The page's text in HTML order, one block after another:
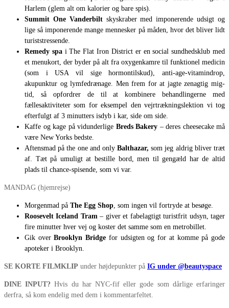
Harlem (glem alt om kalorier og bare spis).
Summit One Vanderbiltskyskraber med imponerende udsigt og
lige så imponerende mange mennesker på måden, hvor det bliver lidt
turiststressende.
Remedy spai The Flat Iron District er en social sundhedsklub med
et menukort, der byder på alt fra oxygenkamre til funktionel medicin
(som i USA vil sige hormontilskud), anti-age-vitamindrop,
akupunktur og lymfedrænage. Men frem for at jagte zenagtig mig-
tid, så opfordrer de til at kombinere behandlingerne med
fællesaktiviteter som for eksempel den vejrtrækningslektion vi tog
efterfulgt af 3 minutters isdyb i kar, side om side.
Kaffe og kage på vidunderlige Breds Bakery – deres cheesecake må
være New Yorks bedste.
Aftensmad på the one and onlyBalthazar, som jeg aldrig bliver træt
af. Tæt på umuligt at bestille bord, men til gengæld har de altid
plads til chance-spisende, som vi var.
MANDAG (hjemrejse)
Morgenmad på The Egg Shop , som ingen vil fortryde at besøge.
Roosevelt Iceland Tram – giver et fabelagtigt turistfrit udsyn, tager
fire minutter hver vej og koster det samme som en metrobillet.
Gik overBrooklyn Bridge for udsigten og for at komme på gode
apoteker i Brooklyn.
SE KORTE FILMKLIP under højdepunkter på IG under @beautyspace
DINE INPUT? Hvis du har NYC-fif eller gode som dårlige erfaringer
derfra, så kom endelig med dem i kommentarfeltet.